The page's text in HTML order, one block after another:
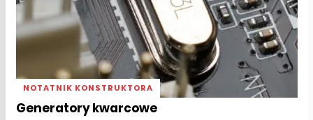
NOTATNIK KONSTRUKTORA
Generatory kwarcowe